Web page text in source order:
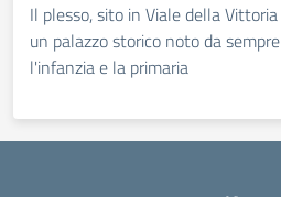
Il plesso, sito in Viale della
un palazzo storico noto da
l'infanzia e la primaria